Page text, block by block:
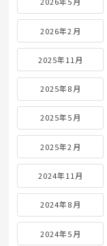
2026年2月
2025年11月
2025年8月
2025年5月
2025年2月
2024年11月
2024年8月
2024年5月